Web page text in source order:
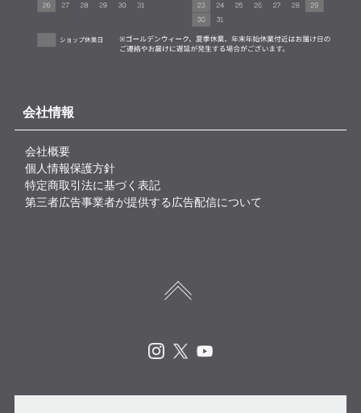
会社情報
会社概要
個人情報保護方針
特定商取引法に基づく表記
第三者広告事業者が提供する広告配信について